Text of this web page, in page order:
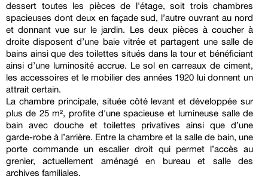
dessert toutes les pièces de l'étage, soit trois chambres
spacieuses dont deux en façade sud, l’autre ouvrant au nord
et donnant vue sur le jardin. Les deux pièces à coucher à
droite disposent d’une baie vitrée et partagent une salle de
bains ainsi que des toilettes situés dans la tour et bénéficiant
ainsi d’une luminosité accrue. Le sol en carreaux de ciment,
les accessoires et le mobilier des années 1920 lui donnent un
attrait certain.
La chambre principale, située côté levant et développée sur
plus de 25 m², profite d'une spacieuse et lumineuse salle de
bain avec douche et toilettes privatives ainsi que d’une
garde-robe à l’arrière. Entre la chambre et la salle de bain, une
porte commande un escalier droit qui permet l’accès au
grenier, actuellement aménagé en bureau et salle des
archives familiales.